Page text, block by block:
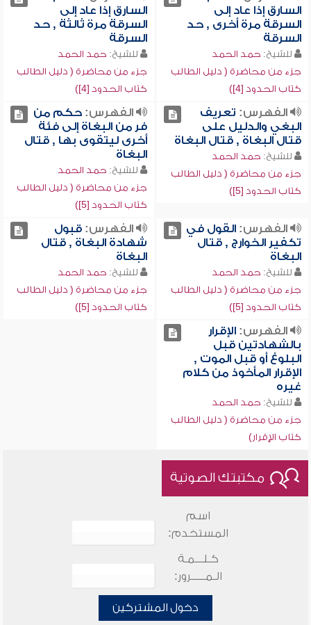
السارق إذا عاد إلى
السرقة مرة أخرى , حد
السرقة
للشيخ: حمد الحمد
جزء من محاضرة ( دليل الطالب
كتاب الحدود [4])
السارق إذا عاد إلى
السرقة مرة ثالثة , حد
السرقة
للشيخ: حمد الحمد
جزء من محاضرة ( دليل الطالب
كتاب الحدود [4])
الفهرس: تعريف
البغي والدليل على
قتال البغاة , قتال البغاة
للشيخ: حمد الحمد
جزء من محاضرة ( دليل الطالب
كتاب الحدود [5])
الفهرس:حكم من
فر من البغاة إلى فئة
أخرى ليتقوى بها , قتال
البغاة
للشيخ: حمد الحمد
جزء من محاضرة ( دليل الطالب
كتاب الحدود [5])
الفهرس:القول في
تكفير الخوارج , قتال
البغاة
للشيخ: حمد الحمد
جزء من محاضرة ( دليل الطالب
كتاب الحدود [5])
الفهرس:قبول
شهادة البغاة , قتال
البغاة
للشيخ: حمد الحمد
جزء من محاضرة ( دليل الطالب
كتاب الحدود [5])
الفهرس:الإقرار
بالشهادتين قبل
البلوغ أو قبل الموت ,
الإقرار المأخوذ من كلام
غيره
للشيخ: حمد الحمد
جزء من محاضرة ( دليل الطالب
كتاب الإقرار)
مكتبتك الصوتية
اسم
المستخدم:
كـلـــمـة
الـمـــــرور:
دخول المشتركين